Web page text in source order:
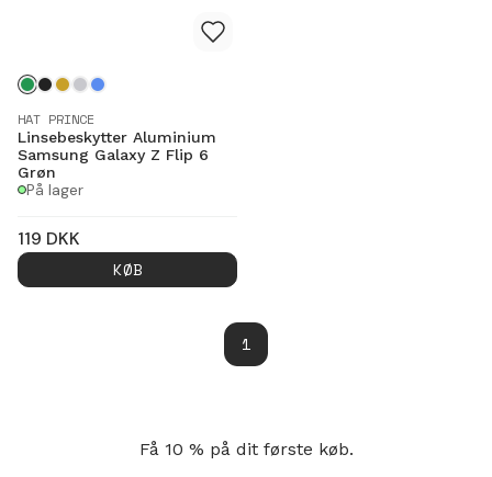
HAT PRINCE
Linsebeskytter Aluminium
Samsung Galaxy Z Flip 6
Grøn
På lager
119 DKK
KØB
1
Få 10 % på dit første køb.